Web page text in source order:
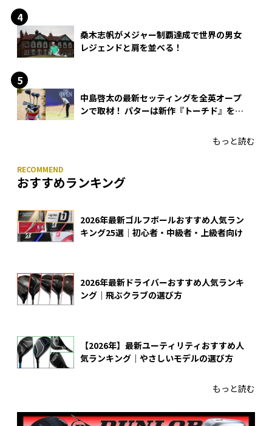
桑木志帆がメジャー制覇達成で世界の男女
レジェンドと肩を並べる！
中島啓太の最新セッティングを全英オープ
ンで取材！ パターは新作『トーチド』を投
もっと読む
おすすめランキング
2026年最新ゴルフボールおすすめ人気ラン
キング25選｜初心者・中級者・上級者向け
2026年最新ドライバーおすすめ人気ランキ
ング｜飛ぶクラブの選び方
【2026年】最新ユーティリティおすすめ人
気ランキング｜やさしいモデルの選び方
もっと読む